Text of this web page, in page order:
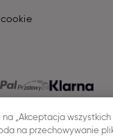
na „Akceptacja wszystkich
na przechowywanie